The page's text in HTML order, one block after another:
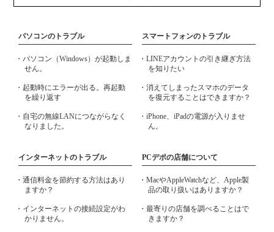
パソコンのトラブル
・パソコン（Windows）が起動しま
せん。
・起動時にエラーが出る。再起動
を繰り返す
・自宅の無線LANにつながらなく
なりました。
スマートフォンのトラブル
・LINEアカウントの引き継ぎ方法
を知りたい
・消えてしまったスマホのデータ
を復元することはできますか？
・iPhone、iPadの電源が入りませ
ん。
インターネットのトラブル
・通信料金を節約する方法はあり
ますか？
・インターネットの接続設定がわ
かりません。
PCデポの店舗について
・MacやAppleWatchなど、Apple製
品の取り扱いはありますか？
・最寄りの店舗を調べることはで
きますか？